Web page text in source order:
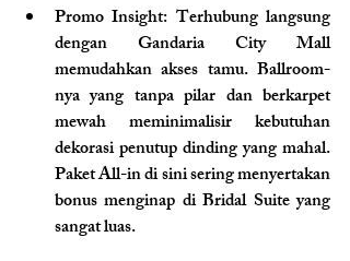
Promo Insight: Terhubung langsung
dengan Gandaria City Mall
memudahkan akses tamu. Ballroom-
nya yang tanpa pilar dan berkarpet
mewah meminimalisir kebutuhan
dekorasi penutup dinding yang mahal.
Paket All-in di sini sering menyertakan
bonus menginap di Bridal Suite yang
sangat luas.